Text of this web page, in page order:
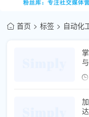
首页 标签 自动化